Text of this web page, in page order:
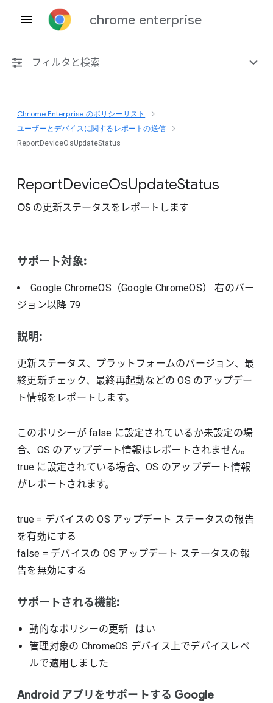
chrome enterprise
フィルタと検索
プラットフォーム共通
Chrome 151
非推奨ポリシーを含める
Chrome Enterprise のポリシーリスト
ユーザーとデバイスに関するレポートの送信
ReportDeviceOsUpdateStatus
ReportDeviceOsUpdateStatus
OS の更新ステータスをレポートします
サポート対象:
Google ChromeOS（Google ChromeOS）右のバー
ジョン以降 79
説明:
更新ステータス、プラットフォームのバージョン、最
終更新チェック、最終再起動などの OS のアップデー
ト情報をレポートします。
このポリシーが false に設定されているか未設定の場
合、OS のアップデート情報はレポートされません。
true に設定されている場合、OS のアップデート情報
がレポートされます。
true = デバイスの OS アップデート ステータスの報告
を有効にする
false = デバイスの OS アップデート ステータスの報
告を無効にする
サポートされる機能:
動的なポリシーの更新 : はい
管理対象の ChromeOS デバイス上でデバイスレベ
ルで適用しました
Android アプリをサポートする Google